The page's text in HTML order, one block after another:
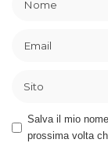
Salva il mio
prossima volta